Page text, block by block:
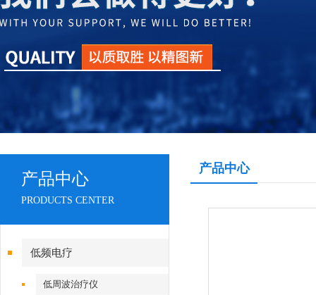
产品中心
PRODUCTS CENTER
低频电疗
低周波治疗仪
产品中心